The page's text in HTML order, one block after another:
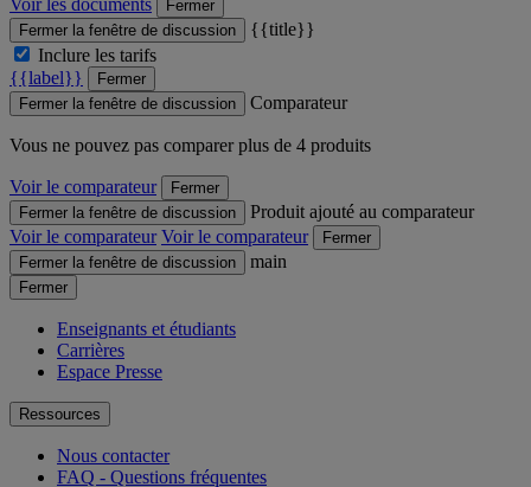
Voir les documents
Fermer
Fermer la fenêtre de discussion
{{title}}
Inclure les tarifs
{{label}}
Fermer
Fermer la fenêtre de discussion
Comparateur
Vous ne pouvez pas comparer plus de 4 produits
Voir le comparateur
Fermer
Fermer la fenêtre de discussion
Produit ajouté au comparateur
Voir le comparateur Voir le comparateur
Fermer
Fermer la fenêtre de discussion
main
Fermer
Enseignants et étudiants
Carrières
Espace Presse
Ressources
Nous contacter
FAQ - Questions fréquentes